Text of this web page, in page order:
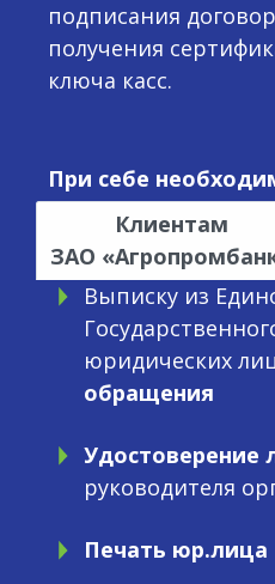
подписания
получения
ключа касс.
При себе
Клиентам
ЗАО
Выписку из
юридических
обращения
Удостоверение
руководителя
Печать юр.лица